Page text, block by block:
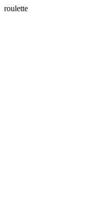
roulette